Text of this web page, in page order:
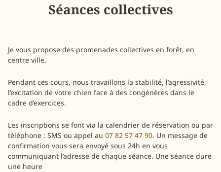
Séances collectives
Je vous propose des promenades collectives en forêt, en
centre ville.
Pendant ces cours, nous travaillons la stabilité, l’agressivité,
l’excitation de votre chien face à des congénères dans le
cadre d’exercices.
Les inscriptions se font via la calendrier de réservation ou par
téléphone : SMS ou appel au 07 82 57 47 90. Un message de
confirmation vous sera envoyé sous 24h en vous
communiquant l’adresse de chaque séance. Une séance dure
une heure